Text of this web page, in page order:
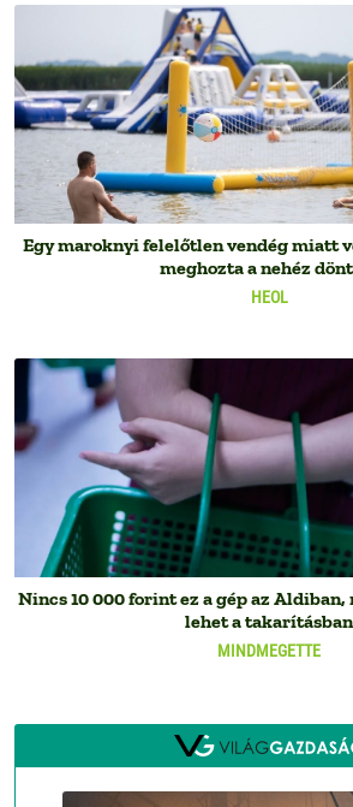
HEOL
Egy maroknyi felelőtlen vendég miatt
meghozta a nehéz
MINDMEGETTE
Nincs 10 000 forint ez a gép az
lehet a takarításban